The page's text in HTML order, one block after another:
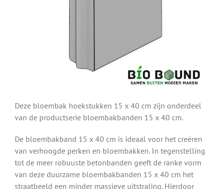
Deze bloembak hoekstukken 15 x 40 cm zijn onderdeel
van de productserie bloembakbanden 15 x 40 cm.
De bloembakband 15 x 40 cm is ideaal voor het creëren
van verhoogde perken en bloembakken. In tegenstelling
tot de meer robuuste betonbanden geeft de ranke vorm
van deze duurzame bloembakbanden 15 x 40 cm het
straatbeeld een minder massieve uitstraling. Hierdoor